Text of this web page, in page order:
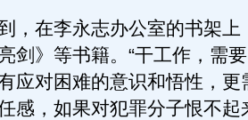
在李永志办公室的书架上
剑》等书籍。“干工作，需
应对困难的意识和悟性，更
感，如果对犯罪分子恨不起